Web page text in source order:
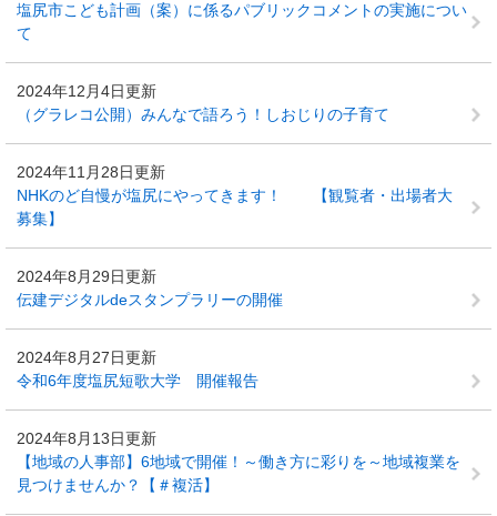
塩尻市こども計画（案）に係るパブリックコメントの実施につい
て
2024年12月4日更新
（グラレコ公開）みんなで語ろう！しおじりの子育て
2024年11月28日更新
NHKのど自慢が塩尻にやってきます！ 【観覧者・出場者大
募集】
2024年8月29日更新
伝建デジタルdeスタンプラリーの開催
2024年8月27日更新
令和6年度塩尻短歌大学 開催報告
2024年8月13日更新
【地域の人事部】6地域で開催！～働き方に彩りを～地域複業を
見つけませんか？【＃複活】